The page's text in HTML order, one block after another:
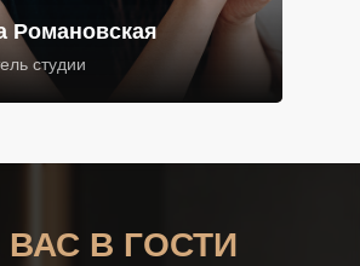
студии
Романовская
АС В ГОСТИ